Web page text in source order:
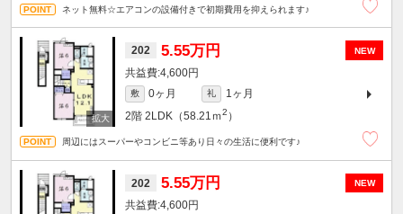
ネット無料☆エアコンの設備付きで初期費用を抑えられます♪
NEW
202 5.55万円
4,600円
敷 0ヶ月 礼
1ヶ月
2階 2LDK（58.21ｍ2 ）
周辺にはスーパーやコンビニ等あり日々の生活に便利です♪
NEW
202 5.55万円
4,600円